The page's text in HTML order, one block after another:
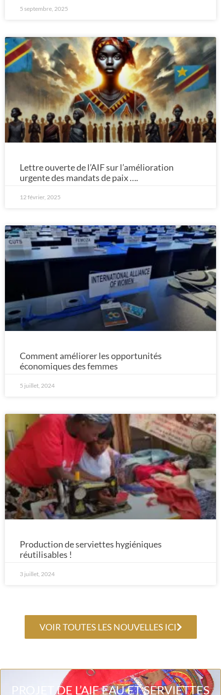
5 septembre, 2025
Lettre ouverte de l’AIF sur l’amélioration
urgente des mandats de paix ….
12 février, 2025
Comment améliorer les opportunités
économiques des femmes
5 juillet, 2024
Production de serviettes hygiéniques
réutilisables !
3 juillet, 2024
VOIR TOUTES LES NOUVELLES ICI
PROJET DE L’AIF EAU ET SERVIETTES